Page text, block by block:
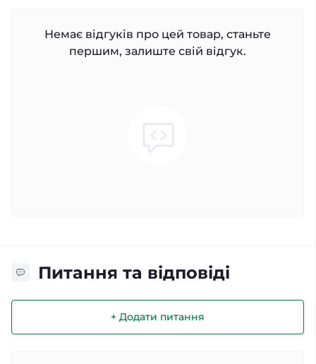
Немає відгуків про цей товар, станьте
першим, залиште свій відгук.
Питання та відповіді
+ Додати питання